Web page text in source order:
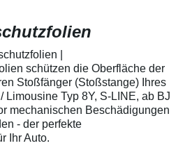
der Folie beträgt
den wertvollen
durch
Ringe in den
Vinylfolie mit
Schutz gegen
am
mechanische
zum Schutz von
|
schützen die Oberfläche der
Stoßfänger (Stoßstange) Ihres
Limousine Typ 8Y, S-LINE, ab BJ
mechanischen Beschädigungen
- der perfekte
Ihr Auto.